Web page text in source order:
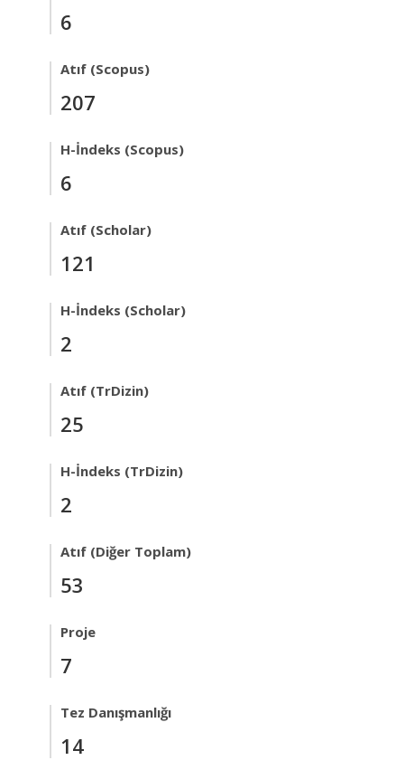
6
Atıf (Scopus)
207
H-İndeks (Scopus)
6
Atıf (Scholar)
121
H-İndeks (Scholar)
2
Atıf (TrDizin)
25
H-İndeks (TrDizin)
2
Atıf (Diğer Toplam)
53
Proje
7
Tez Danışmanlığı
14